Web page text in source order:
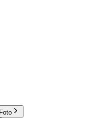
Foto